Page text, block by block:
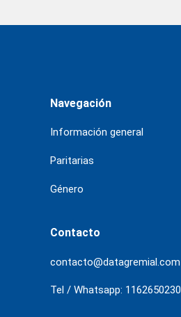
Navegación
Información general
Paritarias
Género
Contacto
contacto@datagremial.com
Tel / Whatsapp: 1162650230